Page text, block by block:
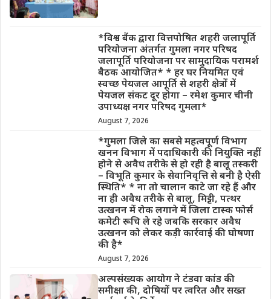
*विश्व बैंक द्वारा वित्तपोषित शहरी जलापूर्ति
परियोजना अंतर्गत गुमला नगर परिषद
जलापूर्ति परियोजना पर सामुदायिक परामर्श
बैठक आयोजित* * हर घर नियमित एवं
स्वच्छ पेयजल आपूर्ति से शहरी क्षेत्रों में
पेयजल संकट दूर होगा – रमेश कुमार चीनी
उपाध्यक्ष नगर परिषद गुमला*
August 7, 2026
*गुमला जिले का सबसे महत्वपूर्ण विभाग
खनन विभाग में पदाधिकारी की नियुक्ति नहीं
होने से अवैध तरीके से हो रही है बालू तस्करी
– विभूति कुमार के सेवानिवृत्ति से बनी है ऐसी
स्थिति* * ना तो चालान काटे जा रहे हैं और
ना ही अवैध तरीके से बालू, मिट्टी, पत्थर
उत्खनन में रोक लगाने में जिला टास्क फोर्स
कमेटी रूचि ले रहे जबकि सरकार अवैध
उत्खनन को लेकर कड़ी कार्रवाई की घोषणा
की है*
August 7, 2026
अल्पसंख्यक आयोग ने टंडवा कांड की
समीक्षा की, दोषियों पर त्वरित और सख्त